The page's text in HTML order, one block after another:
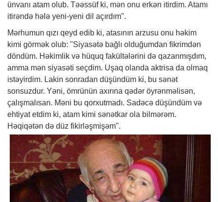
ünvanı atam olub. Təəssüf ki, mən onu erkən itirdim. Atamı
itirəndə hələ yeni-yeni dil açırdım".
Mərhumun qızı qeyd edib ki, atasının arzusu onu həkim
kimi görmək olub: "Siyasətə bağlı olduğumdan fikrimdən
döndüm. Həkimlik və hüquq fakültələrini də qazanmışdım,
amma mən siyasəti seçdim. Uşaq olanda aktrisa da olmaq
istəyirdim. Lakin sonradan düşündüm ki, bu sənət
sonsuzdur. Yəni, ömrünün axırına qədər öyrənməlisən,
çalışmalısan. Məni bu qorxutmadı. Sadəcə düşündüm və
ehtiyat etdim ki, atam kimi sənətkar ola bilmərəm.
Həqiqətən də düz fikirləşmişəm".